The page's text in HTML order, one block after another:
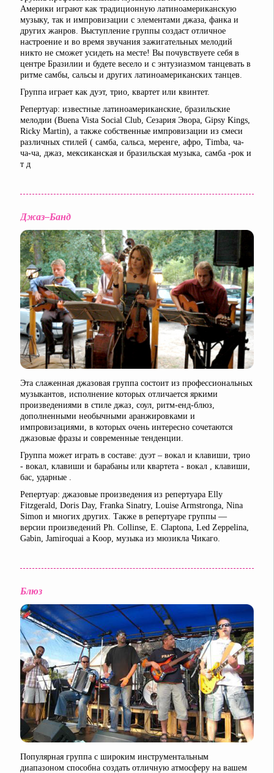
Америки играют как традиционную латиноамериканскую
музыку, так и импровизации с элементами джаза, фанка и
других жанров. Выступление группы создаст отличное
настроение и во время звучания зажигательных мелодий
никто не сможет усидеть на месте! Вы почувствуете себя в
центре Бразилии и будете весело и с энтузиазмом танцевать в
ритме самбы, сальсы и других латиноамериканских танцев.
Группа играет как дуэт, трио, квартет или квинтет.
Репертуар: известные латиноамериканские, бразильские
мелодии (Buena Vista Social Club, Сезария Эвора, Gipsy Kings,
Ricky Martin), а также собственные импровизации из смеси
различных стилей ( самба, сальса, меренге, афро, Timba, ча-
ча-ча, джаз, мексиканская и бразильская музыка, самба -рок и
т д
Джаз–Банд
Эта слаженная джазовая группа состоит из профессиональных
музыкантов, исполнение которых отличается яркими
произведениями в стиле джаз, соул, ритм-енд-блюз,
дополненными необычными аранжировками и
импровизациями, в которых очень интересно сочетаются
джазовые фразы и современные тенденции.
Группа может играть в составе: дуэт – вокал и клавиши, трио
- вокал, клавиши и барабаны или квартета - вокал , клавиши,
бас, ударные .
Репертуар: джазовые произведения из репертуара Elly
Fitzgerald, Doris Day, Franka Sinatry, Louise Armstronga, Nina
Simon и многих других. Также в репертуаре группы —
версии произведений Ph. Collinse, E. Claptona, Led Zeppelina,
Gabin, Jamiroquai a Koop, музыка из мюзикла Чикаго.
Блюз
Популярная группа с широким инструментальным
диапазоном способна создать отличную атмосферу на вашем